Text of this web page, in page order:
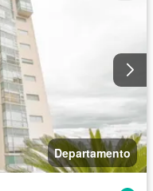
Departamento